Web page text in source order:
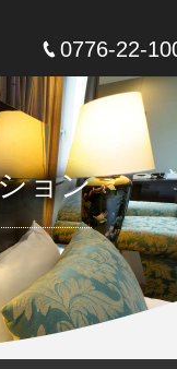
0776-22-
ョン